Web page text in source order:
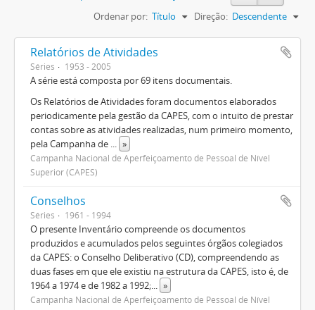
Ordenar por: Título Direção: Descendente
Relatórios de Atividades
Séries 1953 - 2005
A série está composta por 69 itens documentais.
Os Relatórios de Atividades foram documentos elaborados
periodicamente pela gestão da CAPES, com o intuito de prestar
contas sobre as atividades realizadas, num primeiro momento,
pela Campanha de ... »
Campanha Nacional de Aperfeiçoamento de Pessoal de Nível
Superior (CAPES)
Conselhos
Séries 1961 - 1994
O presente Inventário compreende os documentos
produzidos e acumulados pelos seguintes órgãos colegiados
da CAPES: o Conselho Deliberativo (CD), compreendendo as
duas fases em que ele existiu na estrutura da CAPES, isto é, de
1964 a 1974 e de 1982 a 1992;... »
Campanha Nacional de Aperfeiçoamento de Pessoal de Nível